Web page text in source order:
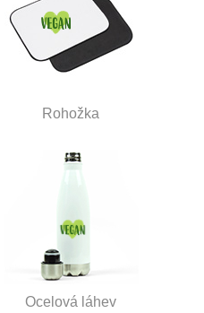
Rohožka
Ocelová láhev